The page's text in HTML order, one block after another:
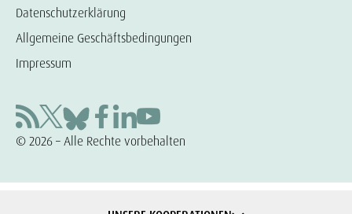
Datenschutzerklärung
Allgemeine Geschäftsbedingungen
Impressum
© 2026 – Alle Rechte vorbehalten